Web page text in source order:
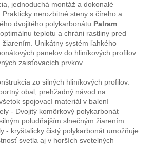
jednoduchá montáž a dokonalé
Prakticky nerozbitné steny s číreho a
dvojitého polykarbonátu Palram
teplotu a chráni rastliny pred
žiarením. Unikátny systém ľahkého
panelov do hliníkových profilov
zaisťovacích prvkov
zo silných hliníkových profilov.
obal, prehžadný návod na
spojovací materiál v balení
- Dvojitý komôrkový polykarbonát
poludňajším slnečným žiarením
- kryštalicky čistý polykarbonát umožňuje
svetla aj v horších svetelných